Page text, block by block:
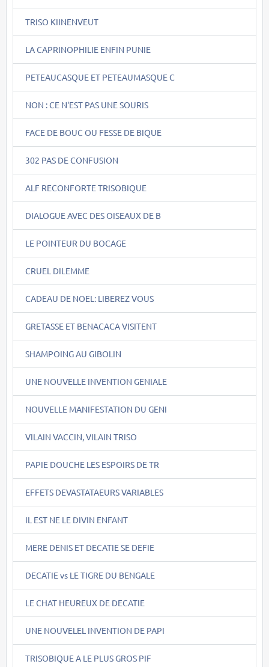
TRISO KIINENVEUT
LA CAPRINOPHILIE ENFIN PUNIE
PETEAUCASQUE ET PETEAUMASQUE C
NON : CE N'EST PAS UNE SOURIS
FACE DE BOUC OU FESSE DE BIQUE
302 PAS DE CONFUSION
ALF RECONFORTE TRISOBIQUE
DIALOGUE AVEC DES OISEAUX DE B
LE POINTEUR DU BOCAGE
CRUEL DILEMME
CADEAU DE NOEL: LIBEREZ VOUS
GRETASSE ET BENACACA VISITENT
SHAMPOING AU GIBOLIN
UNE NOUVELLE INVENTION GENIALE
NOUVELLE MANIFESTATION DU GENI
VILAIN VACCIN, VILAIN TRISO
PAPIE DOUCHE LES ESPOIRS DE TR
EFFETS DEVASTATAEURS VARIABLES
IL EST NE LE DIVIN ENFANT
MERE DENIS ET DECATIE SE DEFIE
DECATIE vs LE TIGRE DU BENGALE
LE CHAT HEUREUX DE DECATIE
UNE NOUVELEL INVENTION DE PAPI
TRISOBIQUE A LE PLUS GROS PIF